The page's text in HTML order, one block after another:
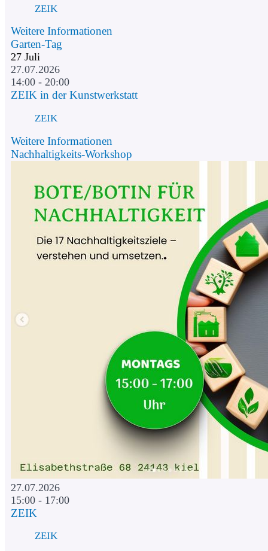
ZEIK
Weitere Informationen
Garten-Tag
27 Juli
27.07.2026
14:00 - 20:00
ZEIK in der Kunstwerkstatt
ZEIK
Weitere Informationen
Nachhaltigkeits-Workshop
27.07.2026
15:00 - 17:00
ZEIK
ZEIK